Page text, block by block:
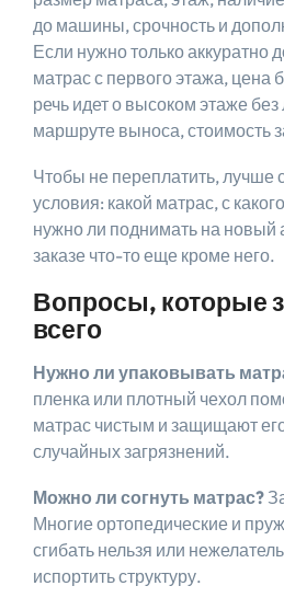
до машины, срочность и
Если нужно только аккуратно
матрас с первого этажа, цена
речь идет о высоком этаже
маршруте выноса, стоимость
Чтобы не переплатить, лучше
условия: какой матрас, с
нужно ли поднимать на новый
заказе что-то еще кроме него.
Вопросы, которые
всего
Нужно ли упаковывать
пленка или плотный чехол
матрас чистым и защищают
случайных загрязнений.
Можно ли согнуть матрас?
Многие ортопедические и
сгибать нельзя или
испортить структуру.